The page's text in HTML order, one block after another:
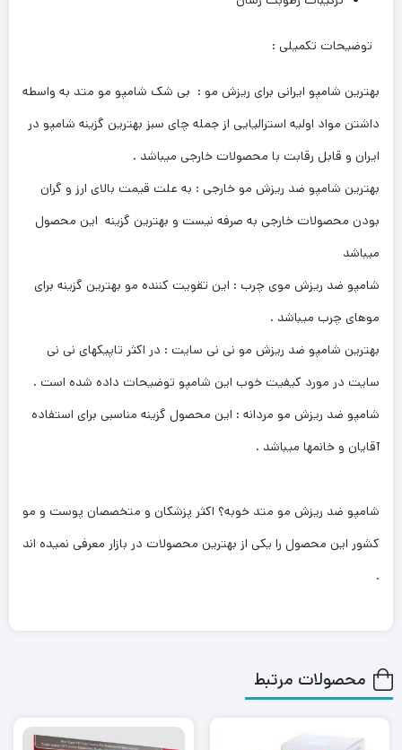
توضیحات تکمیلی :
بهترین شامپو ایرانی برای ریزش مو : بی شک شامپو مو متد به واسطه
داشتن مواد اولیه استرالیایی از جمله چای سبز بهترین گزینه شامپو در
ایران و قابل رقابت با محصولات خارجی میباشد .
بهترین شامپو ضد ریزش مو خارجی : به علت قیمت بالای ارز و گران
بودن محصولات خارجی به صرفه نیست و بهترین گزینه این محصول
میباشد
شامپو ضد ریزش موی چرب : این تقویت کننده مو بهترین گزینه برای
موهای چرب میباشد .
بهترین شامپو ضد ریزش مو نی نی سایت : در اکثر تاپیکهای نی نی
سایت در مورد کیفیت خوب این شامپو توضیحات داده شده است .
شامپو ضد ریزش مو مردانه : این محصول گزینه مناسبی برای استفاده
آقایان و خانمها میباشد .
شامپو ضد ریزش مو متد خوبه؟ اکثر پزشکان و متخصصان پوست و مو
کشور این محصول را یکی از بهترین محصولات در بازار معرفی نمیده اند
.
محصولات مرتبط